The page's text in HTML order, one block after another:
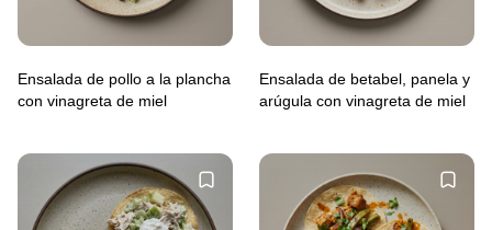
Ensalada de pollo a la plancha
con vinagreta de miel
Ensalada de betabel, panela y
arúgula con vinagreta de miel